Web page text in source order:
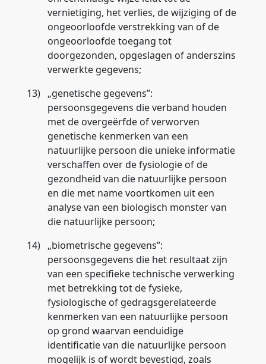
vernietiging, het verlies, de wijziging of de
ongeoorloofde verstrekking van of de
ongeoorloofde toegang tot
doorgezonden, opgeslagen of anderszins
verwerkte gegevens;
13) „genetische gegevens”:
persoonsgegevens die verband houden
met de overgeërfde of verworven
genetische kenmerken van een
natuurlijke persoon die unieke informatie
verschaffen over de fysiologie of de
gezondheid van die natuurlijke persoon
en die met name voortkomen uit een
analyse van een biologisch monster van
die natuurlijke persoon;
14) „biometrische gegevens”:
persoonsgegevens die het resultaat zijn
van een specifieke technische verwerking
met betrekking tot de fysieke,
fysiologische of gedragsgerelateerde
kenmerken van een natuurlijke persoon
op grond waarvan eenduidige
identificatie van die natuurlijke persoon
mogelijk is of wordt bevestigd, zoals